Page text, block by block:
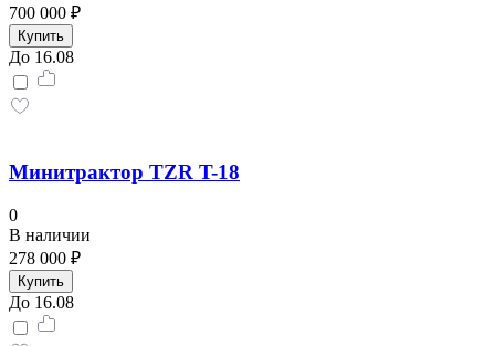
700 000 ₽
Купить
До 16.08
Минитрактор TZR T-18
0
В наличии
278 000 ₽
Купить
До 16.08